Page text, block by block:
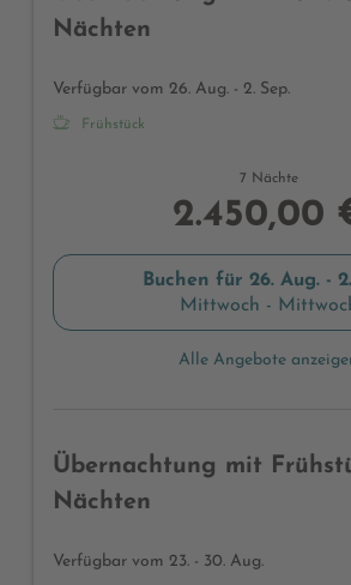
Nächten
Verfügbar vom 26. Aug. - 2. Sep.
Frühstück
7 Nächte
2.450,00
Buchen für 26. Aug. -
Mittwoch -
Alle Angebote
Übernachtung mit
Nächten
Verfügbar vom 23. - 30. Aug.